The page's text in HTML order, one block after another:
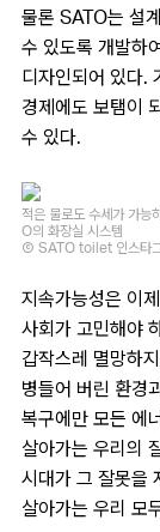
물론 SATO는 설
수 있도록 개발하
디자인되어 있다.
경제에도 보탬이
수 있다.
적은 물로도 수세가 가능
O의 화장실 시스템
Ⓒ SATO toilet 인스타
지속가능성은 이
사회가 고민해야
갑작스레 멸망하
병들어 버린 환경
복구에만 모든 에
살아가는 우리의
시대가 그 잘못을
살아가는 우리 모